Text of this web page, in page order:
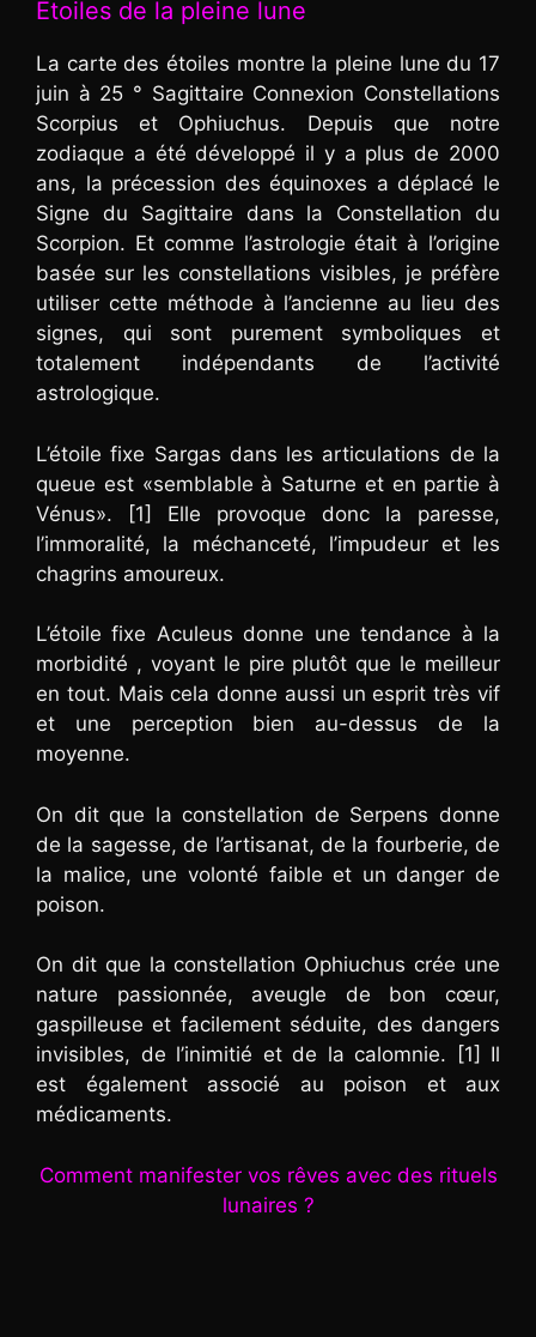
Étoiles de la pleine lune
La carte des étoiles montre la pleine lune du 17
juin à 25 ° Sagittaire Connexion Constellations
Scorpius et Ophiuchus. Depuis que notre
zodiaque a été développé il y a plus de 2000
ans, la précession des équinoxes a déplacé le
Signe du Sagittaire dans la Constellation du
Scorpion. Et comme l’astrologie était à l’origine
basée sur les constellations visibles, je préfère
utiliser cette méthode à l’ancienne au lieu des
signes, qui sont purement symboliques et
totalement indépendants de l’activité
astrologique.
L’étoile fixe Sargas dans les articulations de la
queue est «semblable à Saturne et en partie à
Vénus». [1] Elle provoque donc la paresse,
l’immoralité, la méchanceté, l’impudeur et les
chagrins amoureux.
L’étoile fixe Aculeus donne une tendance à la
morbidité , voyant le pire plutôt que le meilleur
en tout. Mais cela donne aussi un esprit très vif
et une perception bien au-dessus de la
moyenne.
On dit que la constellation de Serpens donne
de la sagesse, de l’artisanat, de la fourberie, de
la malice, une volonté faible et un danger de
poison.
On dit que la constellation Ophiuchus crée une
nature passionnée, aveugle de bon cœur,
gaspilleuse et facilement séduite, des dangers
invisibles, de l’inimitié et de la calomnie. [1] Il
est également associé au poison et aux
médicaments.
Comment manifester vos rêves avec des rituels
lunaires ?